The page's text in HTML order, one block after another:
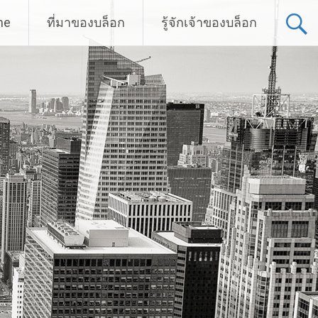
ที่มาของบล็อก รู้จักเจ้าของบล็อก